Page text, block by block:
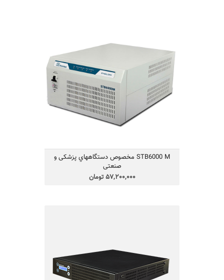
STB6000 M مخصوص دستگاههاي پزشكی و
صنعتی
57,200,000 تومان
57,200,000 تومان
دستگاه استابیلایزر مدلSTB6000M
فاراتل به
گونه‌ای طراحی شده است که حتی در تغییرات
سریع برق شهر، ولتاژ خروجی را روی 220 ولت
تنظیم و تثبیت می‌کند. خواص زیر از ویژگی‌های
منحصر به فرد استابلایزرSTB6000M فاراتل
قابلیت کارکردن با ژنراتور
راندمان بالا